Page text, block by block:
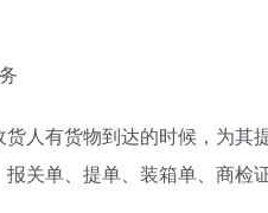
货人有货物到达的时候，为
关单、提单、装箱单、商检